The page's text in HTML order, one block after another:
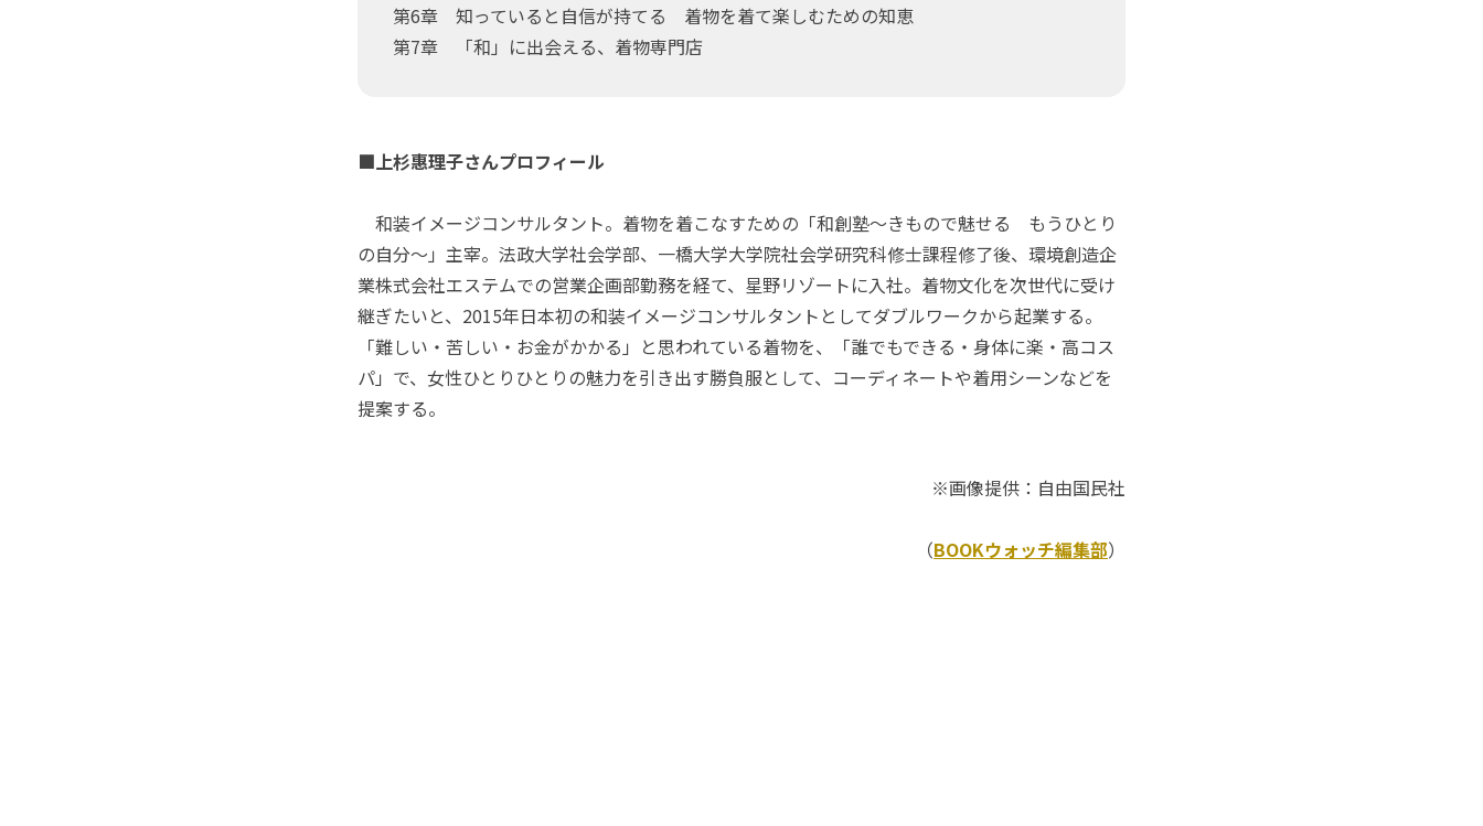
第6章 知っていると自信が持てる 着物を着て楽しむための知恵
第7章 「和」に出会える、着物専門店
■上杉惠理子さんプロフィール
和装イメージコンサルタント。着物を着こなすための「和創塾～きもので魅せる もうひとり
の自分～」主宰。法政大学社会学部、一橋大学大学院社会学研究科修士課程修了後、環境創造企
業株式会社エステムでの営業企画部勤務を経て、星野リゾートに入社。着物文化を次世代に受け
継ぎたいと、2015年日本初の和装イメージコンサルタントとしてダブルワークから起業する。
「難しい・苦しい・お金がかかる」と思われている着物を、「誰でもできる・身体に楽・高コス
パ」で、女性ひとりひとりの魅力を引き出す勝負服として、コーディネートや着用シーンなどを
提案する。
※画像提供：自由国民社
（BOOKウォッチ編集部）